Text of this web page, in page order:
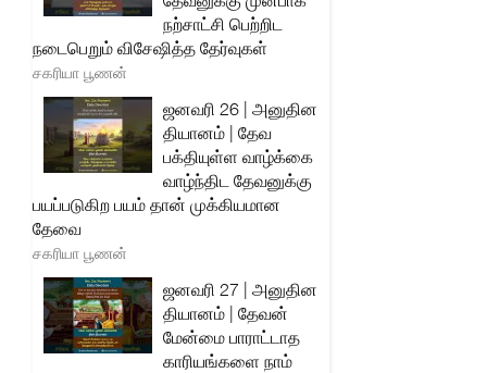
நற்சாட்சி பெற்றிட
நடைபெறும் விசேஷித்த தேர்வுகள்
சகரியா பூணன்
ஜனவரி 26 | அனுதின
தியானம் | தேவ
பக்தியுள்ள வாழ்க்கை
வாழ்ந்திட தேவனுக்கு
பயப்படுகிற பயம் தான் முக்கியமான
தேவை
சகரியா பூணன்
ஜனவரி 27 | அனுதின
தியானம் | தேவன்
மேன்மை பாராட்டாத
காரியங்களை நாம்